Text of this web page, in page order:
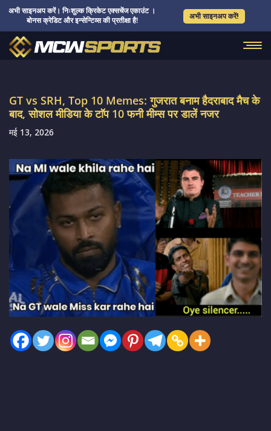
अभी साइनअप करें। निःशुल्क क्रिकेट एक्सचेंज एकाउंट ।
बोनस क्रेडिट और इन्सेन्टिव्स की प्रतीक्षा है!
अभी साइनअप करें!
GT vs SRH, Top 10 Memes: गुजरात बनाम हैदराबाद मैच के
बाद, सोशल मीडिया के टाॅप 10 फनी मीम्स पर डालें नजर
मई 13, 2026